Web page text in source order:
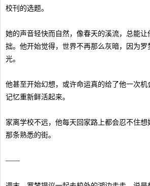
校刊的选题。
她的声音轻快而自然，像春天的溪流，总能
拙。他开始觉得，世界不再那么灰暗，因为罗
光。
他甚至开始幻想，或许命运真的给了他一次机
记忆重新鲜活起来。
家离学校不远，他每天回家路上都会忍不住
那条熟悉的街。
——